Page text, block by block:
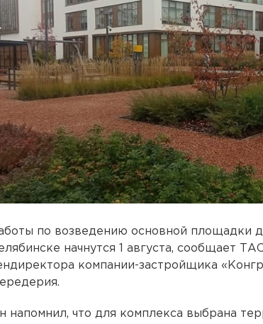
по возведению основной
начнутся 1 августа, сообщает
компании-застройщика
напомнил, что для комплекса выбрана